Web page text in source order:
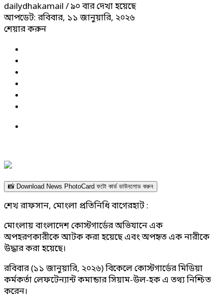
dailydhakamail / ৯০ বার দেখা হয়েছে
আপডেট: রবিবার, ১১ জানুয়ারি, ২০২৬
শেয়ার করুন
📸 Download News PhotoCard ফটো কার্ড ডাউনলোড করুন
শেখ রাফসান, মোংলা প্রতিনিধি বাগেরহাট :
মোংলায় বাংলাদেশ কোস্টগার্ডের অভিযানে এক
অপহরণকারীকে আটক করা হয়েছে এবং অপহৃত এক নারীকে
উদ্ধার করা হয়েছে।
রবিবার (১১ জানুয়ারি, ২০২৬) বিকেলে কোস্টগার্ডের মিডিয়া
কর্মকর্তা লেফটেন্যান্ট কমান্ডার সিয়াম-উল-হক এ তথ্য নিশ্চিত
করেন।